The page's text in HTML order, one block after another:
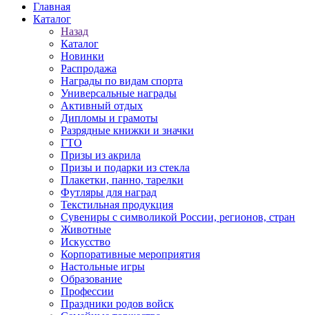
Главная
Каталог
Назад
Каталог
Новинки
Распродажа
Награды по видам спорта
Универсальные награды
Активный отдых
Дипломы и грамоты
Разрядные книжки и значки
ГТО
Призы из акрила
Призы и подарки из стекла
Плакетки, панно, тарелки
Футляры для наград
Текстильная продукция
Сувениры с символикой России, регионов, стран
Животные
Искусство
Корпоративные мероприятия
Настольные игры
Образование
Профессии
Праздники родов войск